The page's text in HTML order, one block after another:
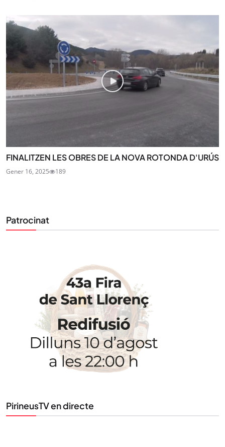
FINALITZEN LES OBRES DE LA NOVA ROTONDA D'URÚS
Gener 16, 2025 189
Patrocinat
PirineusTV en directe
STAY UPDATED
Tota l’actualitat, seleccionada i enviada directament
al teu correu. Subscriu-te al nostre butlletí i segueix
la informació que importa.
SUBSCRIU-TE